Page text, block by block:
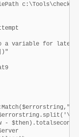
-FilePath
a variable for later
-